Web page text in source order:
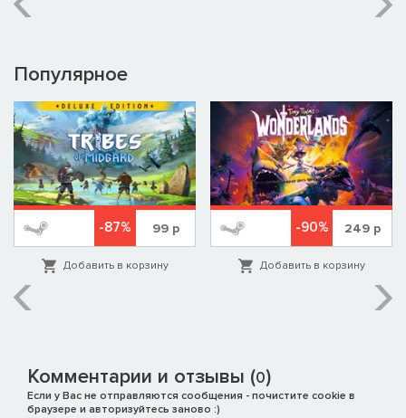
Популярное
-87% 99р
Добавить в корзину
-90% 249р
Добавить в корзину
Комментарии и отзывы (0)
Если у Вас не отправляются сообщения - почистите cookie в
браузере и авторизуйтесь заново :)